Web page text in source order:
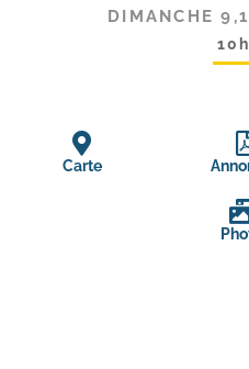
DIMANCHE
Carte